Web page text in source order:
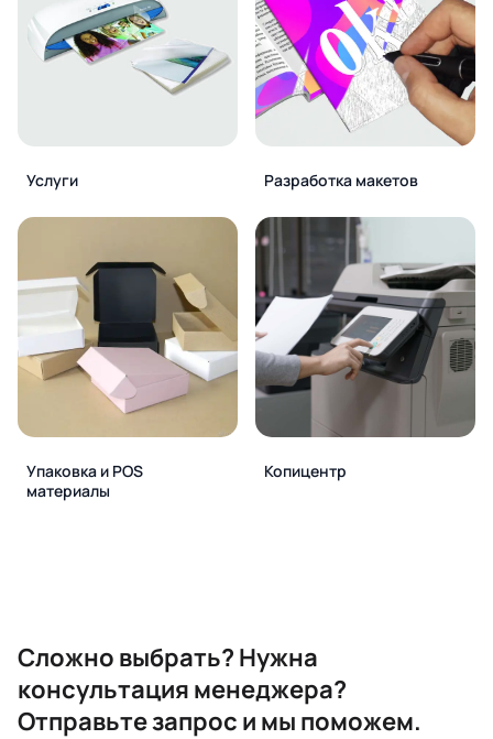
Услуги Разработка макетов
Упаковка и POS
материалы
Копицентр
Сложно выбрать? Нужна
консультация менеджера?
Отправьте запрос и мы поможем.